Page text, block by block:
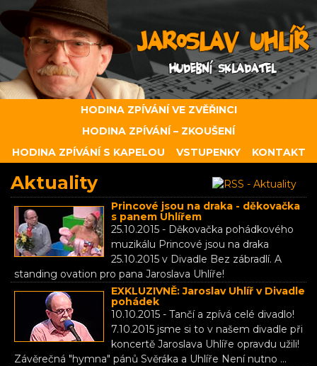
HODINA ZPÍVÁNÍ VE ZVĚŘINCI
HODINA ZPÍVÁNÍ – ZKOUŠENÍ
HODINA ZPÍVÁNÍ S KAPELOU
VSTUPENKY KONTAKT
Aktuality
Princové jsou na draka - děkovačka
s panem Uhlířem
25.10.2015 - Děkovačka pohádkového
muzikálu Princové jsou na draka
25.10.2015 v Divadle Bez zábradlí. A
standing ovation pro pana Jaroslava Uhlíře!
EXKLUZIVNĚ: Jaroslav Uhlíř v Divadle
pohádek
10.10.2015 - Tančí a zpívá celé divadlo!
7.10.2015 jsme si to v našem divadle při
koncertě Jaroslava Uhlíře opravdu užili!
Závěrečná "hymna" pánů Svěráka a Uhlíře Není nutno ...